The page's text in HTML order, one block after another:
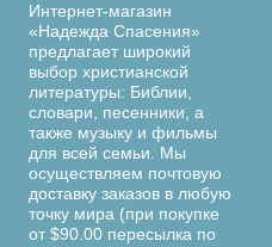
Интернет-магазин
«Надежда Спасения»
предлагает широкий
выбор христианской
литературы: Библии,
словари, песенники, а
также музыку и фильмы
для всей семьи. Мы
осуществляем почтовую
доставку заказов в любую
точку мира (при покупке
от $90.00 пересылка по